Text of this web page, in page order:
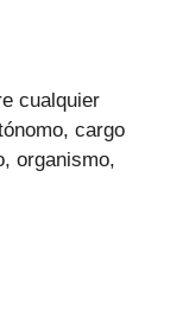
cualquier
cargo
organismo,